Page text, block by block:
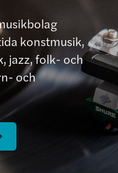
konstmusik,
jazz, folk- och
och